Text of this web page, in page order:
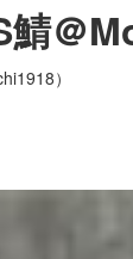
＠
）